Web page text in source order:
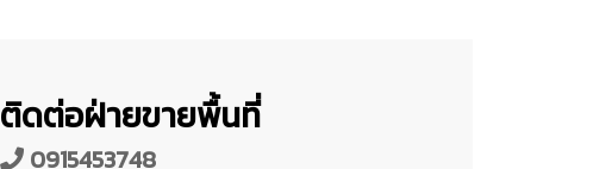
ติดต่อฝ่ายขายพื้นที่
0915453748